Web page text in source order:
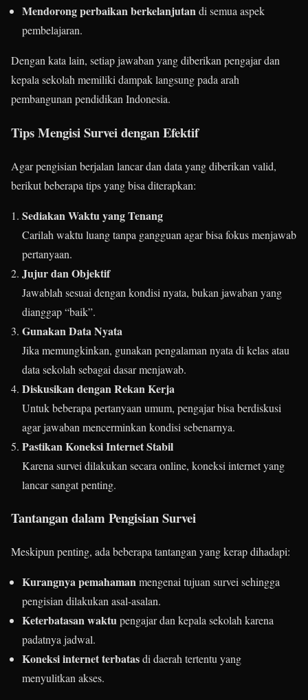
Mendorong perbaikan berkelanjutandi semua aspek
pembelajaran.
Dengan kata lain, setiap jawaban yang diberikan pengajar dan
kepala sekolah memiliki dampak langsung pada arah
pembangunan pendidikan Indonesia.
Tips Mengisi Survei dengan Efektif
Agar pengisian berjalan lancar dan data yang diberikan valid,
berikut beberapa tips yang bisa diterapkan:
Sediakan Waktu yang Tenang
Carilah waktu luang tanpa gangguan agar bisa fokus menjawab
pertanyaan.
Jujur dan Objektif
Jawablah sesuai dengan kondisi nyata, bukan jawaban yang
dianggap “baik”.
Gunakan Data Nyata
Jika memungkinkan, gunakan pengalaman nyata di kelas atau
data sekolah sebagai dasar menjawab.
Diskusikan dengan Rekan Kerja
Untuk beberapa pertanyaan umum, pengajar bisa berdiskusi
agar jawaban mencerminkan kondisi sebenarnya.
Pastikan Koneksi Internet Stabil
Karena survei dilakukan secara online, koneksi internet yang
lancar sangat penting.
Tantangan dalam Pengisian Survei
Meskipun penting, ada beberapa tantangan yang kerap dihadapi:
Kurangnya pemahamanmengenai tujuan survei sehingga
pengisian dilakukan asal-asalan.
Keterbatasan waktupengajar dan kepala sekolah karena
padatnya jadwal.
Koneksi internet terbatasdi daerah tertentu yang
menyulitkan akses.